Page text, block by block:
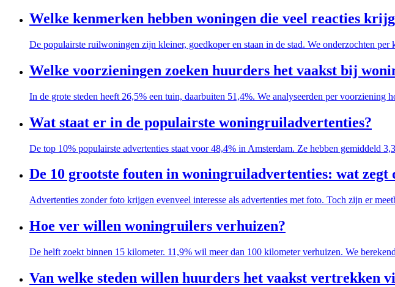
Welke kenmerken hebben woningen die veel reacties
De populairste ruilwoningen zijn kleiner, goedkoper en staan in de stad. We onderzochten per
Welke voorzieningen zoeken huurders het vaakst bij
In de grote steden heeft 26,5% een tuin, daarbuiten 51,4%. We analyseerden per voorziening
Wat staat er in de populairste woningruiladvertenties?
De top 10% populairste advertenties staat voor 48,4% in Amsterdam. Ze hebben gemiddeld
De 10 grootste fouten in woningruiladvertenties: wat zegt
Advertenties zonder foto krijgen evenveel interesse als advertenties met foto. Toch zijn er
Hoe ver willen woningruilers verhuizen?
De helft zoekt binnen 15 kilometer. 11,9% wil meer dan 100 kilometer verhuizen. We
Van welke steden willen huurders het vaakst vertrekken